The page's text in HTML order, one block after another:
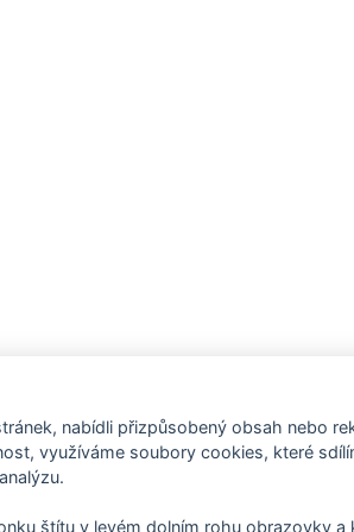
pozvánky na kulturní a sportovní
nabídli přizpůsobený obsah nebo
využíváme soubory cookies, které
štítu v levém dolním rohu obrazovky a